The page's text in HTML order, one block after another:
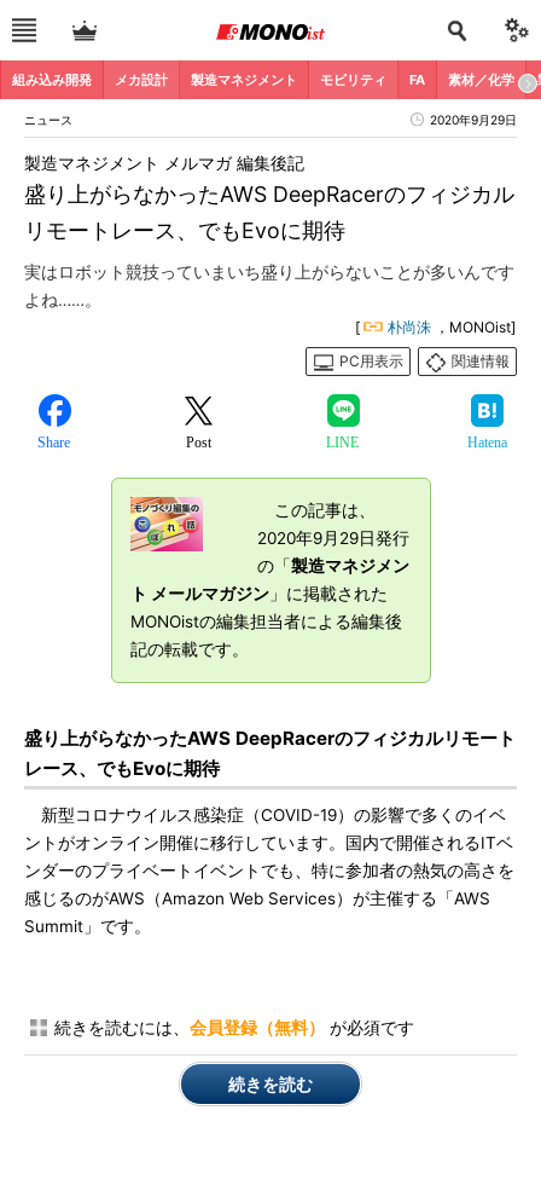
組み込み開発 メカ設計 製造マネジメント モビリティ FA 素材／化学
ニュース 2020年9月29日
盛り上がらなかったAWS DeepRacerのフィジカル
リモートレース、でもEvoに期待
製造マネジメント メルマガ 編集後記
実はロボット競技っていまいち盛り上がらないことが多いんです
よね……。
[ 朴尚洙 ，MONOist]
PC用表示
関連情報
Share Post LINE Hatena
この記事は、
2020年9月29日発行
の「製造マネジメン
ト メールマガジン」に掲載された
MONOistの編集担当者による編集後
記の転載です。
盛り上がらなかったAWS DeepRacerのフィジカルリモート
レース、でもEvoに期待
新型コロナウイルス感染症（COVID-19）の影響で多くのイベ
ントがオンライン開催に移行しています。国内で開催されるITベ
ンダーのプライベートイベントでも、特に参加者の熱気の高さを
感じるのがAWS（Amazon Web Services）が主催する「AWS
Summit」です。
続きを読むには、 会員登録（無料） が必須です
続きを読む